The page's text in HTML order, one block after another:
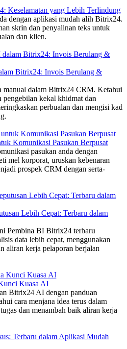
Keselamatan yang Lebih Terlindung
dengan aplikasi mudah alih Bitrix24.
skrin dan penyalinan teks untuk
dan klien.
Bitrix24: Invois Berulang &
manual dalam Bitrix24 CRM. Ketahui
pengebilan kekal khidmat dan
perbualan dan mengisi kad
Komunikasi Pasukan Berpusat
pasukan anda dengan
mel korporat, uruskan kebenaran
prospek CRM dengan serta-
Lebih Cepat: Terbaru dalam
Pembina BI Bitrix24 terbaru
data lebih cepat, menggunakan
aliran kerja pelaporan berjalan
Kuasa AI
Bitrix24 AI dengan panduan
cara menjana idea terus dalam
dan menambah baik aliran kerja